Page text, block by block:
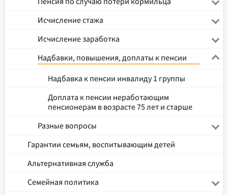
Исчисление стажа
Исчисление заработка
Надбавки, повышения, доплаты к пенсии
Надбавка к пенсии инвалиду 1 группы
Доплата к пенсии неработающим
пенсионерам в возрасте 75 лет и старше
Разные вопросы
Гарантии семьям, воспитывающим детей
Альтернативная служба
Семейная политика